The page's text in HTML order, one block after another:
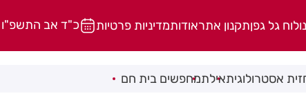
לוח גל גפןתקנון אתראודותמדיניות פרטיות כ"ד אב התשפ"ו | 07.08.2026
אסטרולוגיתאילתמחפשים בית חם